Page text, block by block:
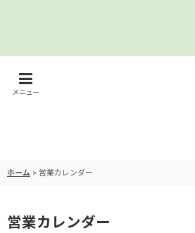
メニュー
ホーム > 営業カレンダー
営業カレンダー